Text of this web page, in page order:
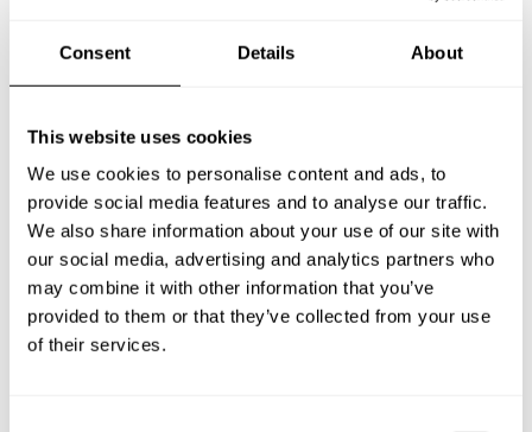
Consent Details About
This website uses cookies
We use cookies to personalise content and ads, to
provide social media features and to analyse our traffic.
We also share information about your use of our site with
our social media, advertising and analytics partners who
may combine it with other information that you’ve
provided to them or that they’ve collected from your use
of their services.
Palmira?
¿Cuánto cuesta un Chef a Domicilio en Palmira?
¿Cómo puedo reservar un Chef a Domicilio en Palmira?